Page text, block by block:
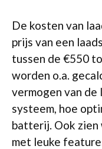
De kosten van
prijs van een
tussen de €550
worden o.a.
vermogen van
systeem, hoe
batterij. Ook zien
met leuke